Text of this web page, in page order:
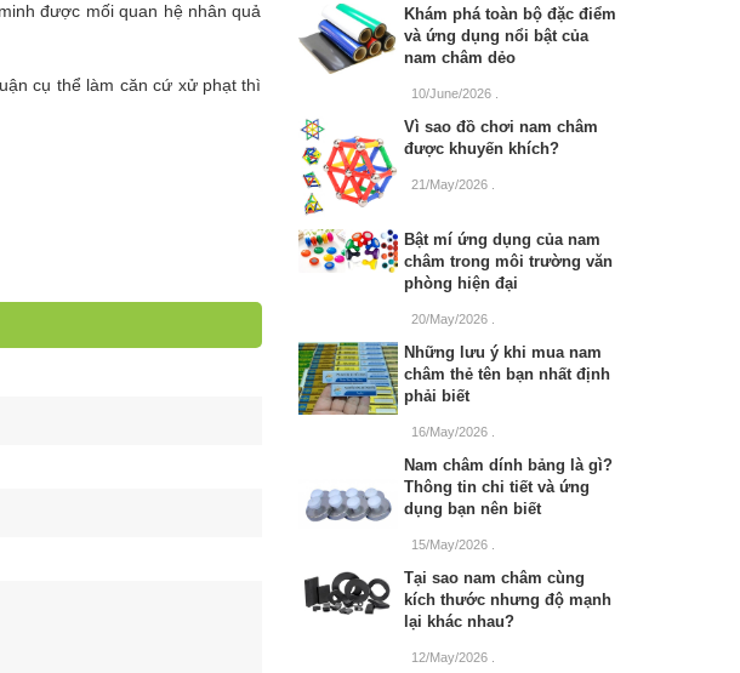
được mối quan hệ nhân quả
cụ thể làm căn cứ xử phạt thì
Khám phá toàn bộ đặc điểm
và ứng dụng nổi bật của
nam châm dẻo
10/June/2026
Vì sao đồ chơi nam châm
được khuyến khích?
21/May/2026
Bật mí ứng dụng của nam
châm trong môi trường văn
phòng hiện đại
20/May/2026
Những lưu ý khi mua nam
châm thẻ tên bạn nhất định
phải biết
16/May/2026
Nam châm dính bảng là gì?
Thông tin chi tiết và ứng
dụng bạn nên biết
15/May/2026
Tại sao nam châm cùng
kích thước nhưng độ mạnh
lại khác nhau?
12/May/2026